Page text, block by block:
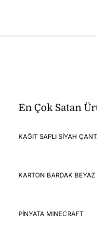
En Çok Satan
KAĞIT SAPLI SİYAH
KARTON BARDAK BEYAZ
PİNYATA MINECRAFT